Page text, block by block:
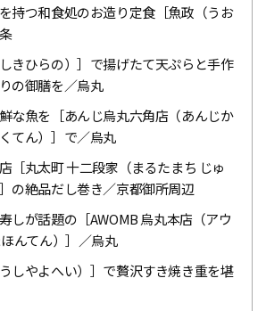
持つ和食処のお造り定食［魚政（うお
しきひらの）］で揚げたて天ぷらと手作
の御膳を／烏丸
な魚を［あんじ烏丸六角店（あんじか
てん）］で／烏丸
［丸太町 十二段家（まるたまち じゅ
の絶品だし巻き／京都御所周辺
しが話題の［AWOMB 烏丸本店（アウ
んてん）］／烏丸
うしやよへい）］で贅沢すき焼き重を堪